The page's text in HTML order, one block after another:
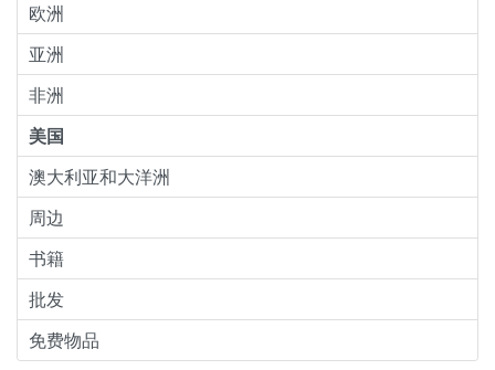
欧洲
亚洲
非洲
美国
澳大利亚和大洋洲
周边
书籍
批发
免费物品